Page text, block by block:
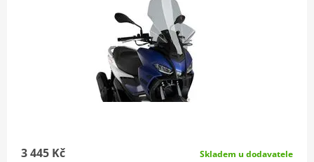
3 445 Kč Skladem u dodavatele